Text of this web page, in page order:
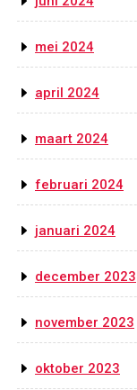
mei 2024
april 2024
maart 2024
februari 2024
januari 2024
december 2023
november 2023
oktober 2023